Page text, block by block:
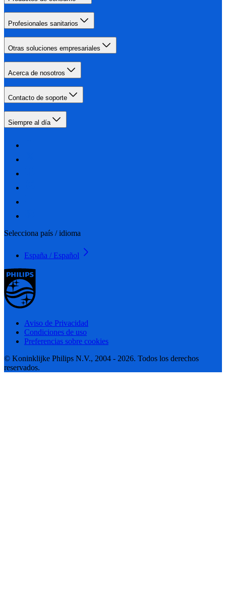
Profesionales sanitarios
Otras soluciones empresariales
Acerca de nosotros
Contacto de soporte
Siempre al día
Selecciona país / idioma
España / Español
Aviso de Privacidad
Condiciones de uso
Preferencias sobre cookies
© Koninklijke Philips N.V., 2004 - 2026. Todos los derechos
reservados.